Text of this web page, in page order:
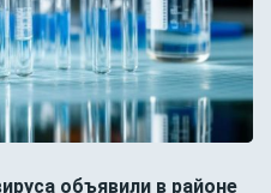
объявили в районе